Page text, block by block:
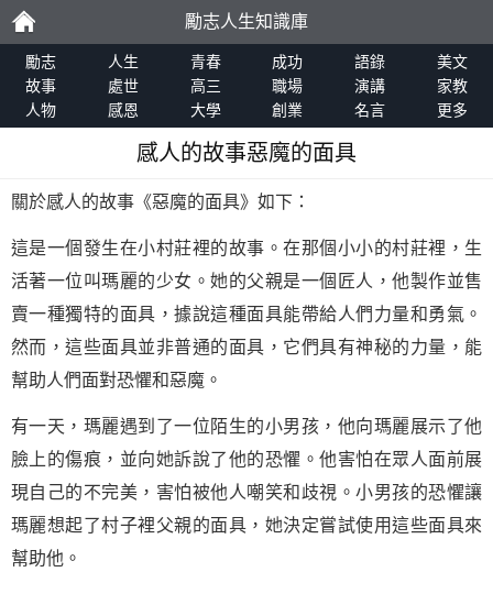
勵
志
勵志人生知識庫
勵志 人生 青春 成功 語錄
美文
故事
處世 高三 職場 演講
家教
人物
感恩 大學 創業 名言 更多
感人的故事惡魔的面具
關於感人的故事《惡魔的面具》如下：
這是一個發生在小村莊裡的故事。在那個小小的村莊裡，生
活著一位叫瑪麗的少女。她的父親是一個匠人，他製作並售
賣一種獨特的面具，據說這種面具能帶給人們力量和勇氣。
然而，這些面具並非普通的面具，它們具有神秘的力量，能
幫助人們面對恐懼和惡魔。
有一天，瑪麗遇到了一位陌生的小男孩，他向瑪麗展示了他
臉上的傷痕，並向她訴說了他的恐懼。他害怕在眾人面前展
現自己的不完美，害怕被他人嘲笑和歧視。小男孩的恐懼讓
瑪麗想起了村子裡父親的面具，她決定嘗試使用這些面具來
幫助他。